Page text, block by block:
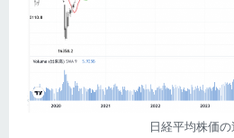
日経平均株価の